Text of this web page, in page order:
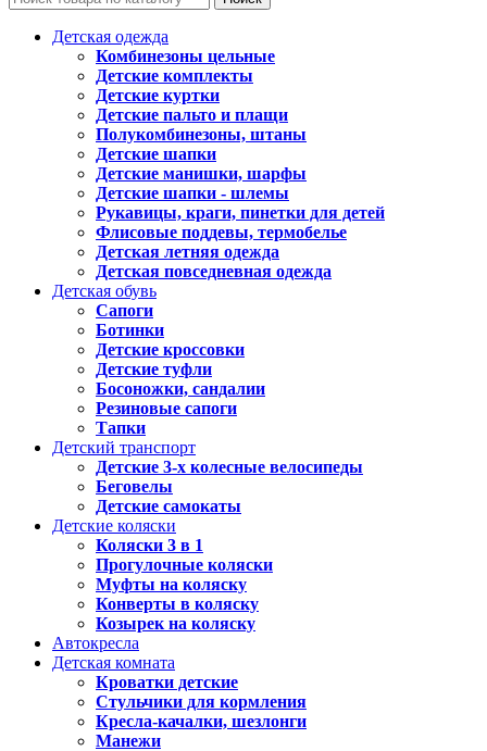
Детская одежда
Комбинезоны цельные
Детские комплекты
Детские куртки
Детские пальто и плащи
Полукомбинезоны, штаны
Детские шапки
Детские манишки, шарфы
Детские шапки - шлемы
Рукавицы, краги, пинетки для детей
Флисовые поддевы, термобелье
Детская летняя одежда
Детская повседневная одежда
Детская обувь
Сапоги
Ботинки
Детские кроссовки
Детские туфли
Босоножки, сандалии
Резиновые сапоги
Тапки
Детский транспорт
Детские 3-х колесные велосипеды
Беговелы
Детские самокаты
Детские коляски
Коляски 3 в 1
Прогулочные коляски
Муфты на коляску
Конверты в коляску
Козырек на коляску
Автокресла
Детская комната
Кроватки детские
Стульчики для кормления
Кресла-качалки, шезлонги
Манежи